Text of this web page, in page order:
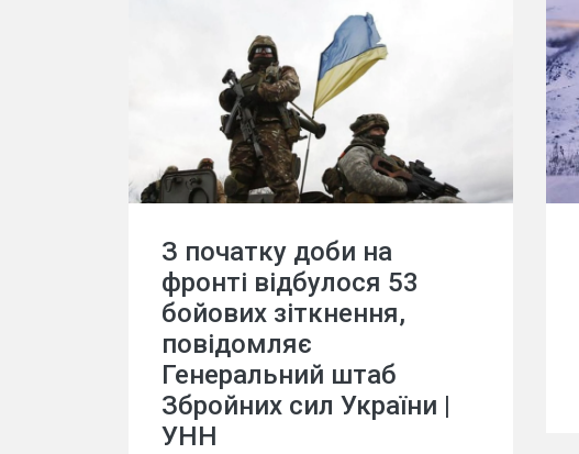
З початку доби на
фронті відбулося 53
бойових зіткнення,
повідомляє
Генеральний штаб
Збройних сил України |
УНН